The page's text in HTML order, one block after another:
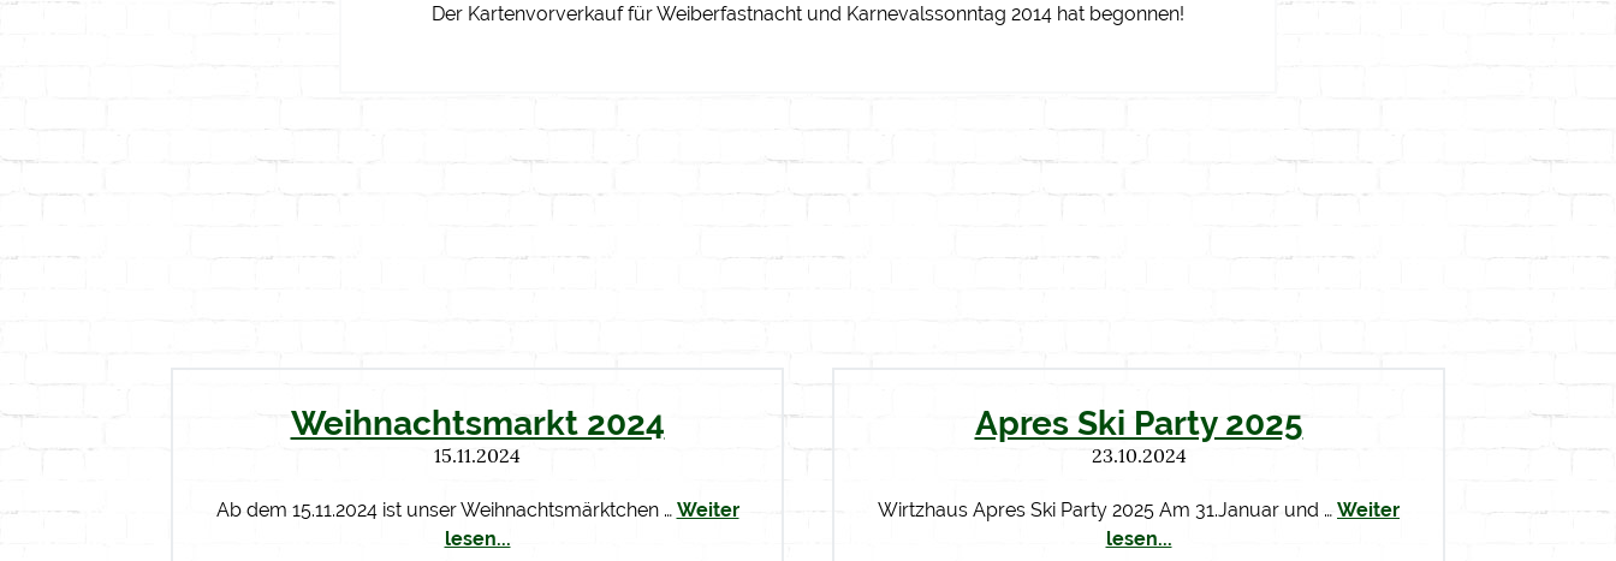
Der Kartenvorverkauf für Weiberfastnacht und Karnevalssonntag 2014 hat begonnen!
Weihnachtsmarkt 2024
15.11.2024
Ab dem 15.11.2024 ist unser Weihnachtsmärktchen … Weiter
lesen...
Apres Ski Party 2025
23.10.2024
Wirtzhaus Apres Ski Party 2025 Am 31.Januar und … Weiter
lesen...